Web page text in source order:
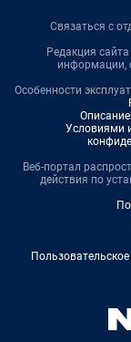
Связаться с
Редакция сайта
информации,
Особенности
Условиями
Веб-портал
действия по